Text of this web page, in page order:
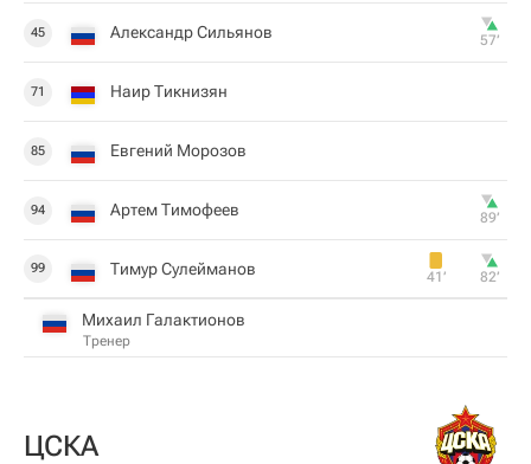
45 Александр Сильянов 57‎’‎
71 Наир Тикнизян
85 Евгений Морозов
94 Артем Тимофеев 89‎’‎
99 Тимур Сулейманов 41‎’‎ 82‎’‎
Михаил Галактионов
Тренер
ЦСКА